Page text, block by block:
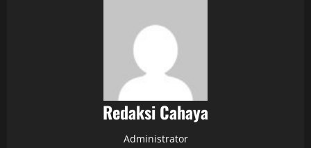
Redaksi Cahaya
Administrator